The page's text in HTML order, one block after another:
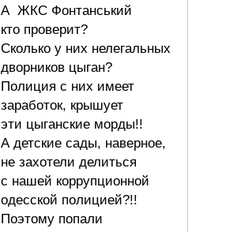
А ЖКС Фонтанський
кто проверит?
Сколько у них нелегальных
дворников цыган?
Полиция с них имеет
заработок, крышует
эти цыганские морды!!
А детские сады, наверное,
не захотели делиться
с нашей коррупционной
одесской полицией?!!
Поэтому попали